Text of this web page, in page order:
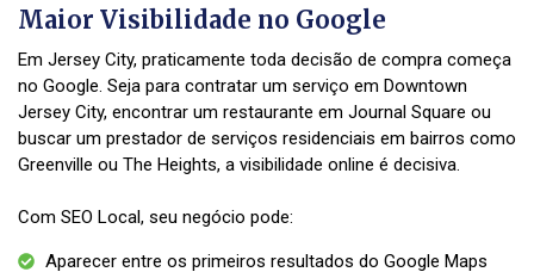
Maior Visibilidade no Google
Em Jersey City, praticamente toda decisão de compra começa
no Google. Seja para contratar um serviço em Downtown
Jersey City, encontrar um restaurante em Journal Square ou
buscar um prestador de serviços residenciais em bairros como
Greenville ou The Heights, a visibilidade online é decisiva.
Com SEO Local, seu negócio pode:
Aparecer entre os primeiros resultados do Google Maps